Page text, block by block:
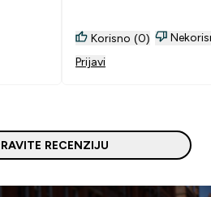
Korisno (0)
Prijavi
RECENZIJU